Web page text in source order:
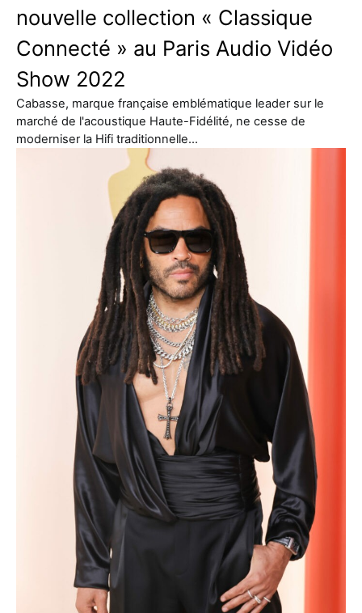
nouvelle collection « Classique
Connecté » au Paris Audio Vidéo
Show 2022
Cabasse, marque française emblématique leader sur le
marché de l'acoustique Haute-Fidélité, ne cesse de
moderniser la Hifi traditionnelle…